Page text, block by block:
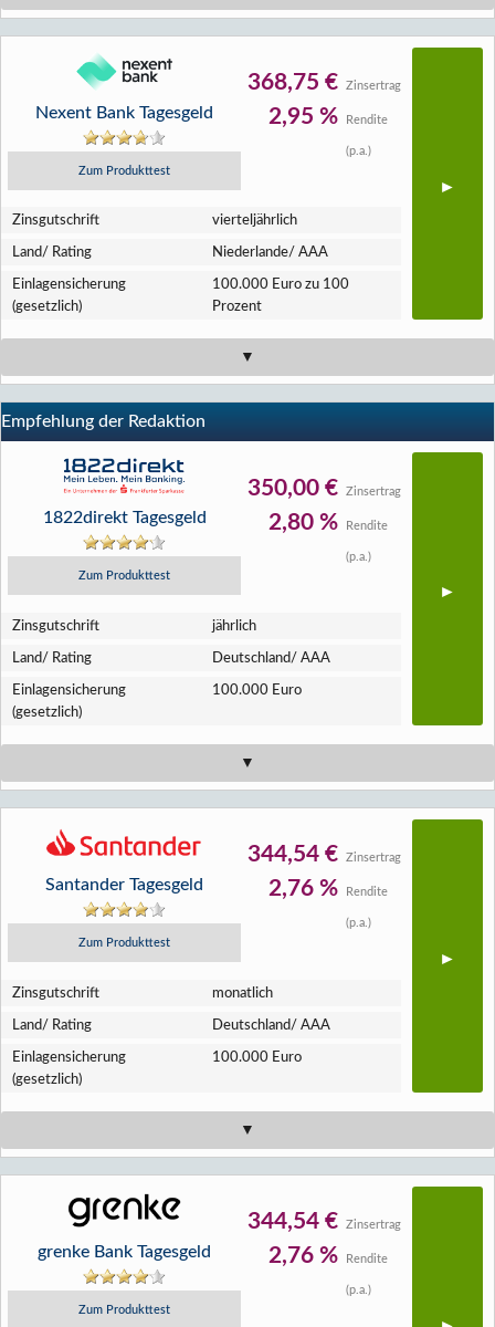
Nexent Bank Tagesgeld
Zum Produkttest
368,75 € Zinsertrag
2,95 % Rendite
(p.a.)
Zins­gutschrift vierteljährlich
Land/ Rating Niederlande/ AAA
Einlagen­sicherung
(gesetzlich)
100.000 Euro zu 100
Prozent
Empfehlung der Redaktion
1822direkt Tagesgeld
Zum Produkttest
350,00 € Zinsertrag
2,80 % Rendite
(p.a.)
Zins­gutschrift jährlich
Land/ Rating Deutschland/ AAA
Einlagen­sicherung
(gesetzlich)
100.000 Euro
Santander Tagesgeld
Zum Produkttest
344,54 € Zinsertrag
2,76 % Rendite
(p.a.)
Zins­gutschrift monatlich
Land/ Rating Deutschland/ AAA
Einlagen­sicherung
(gesetzlich)
100.000 Euro
grenke Bank Tagesgeld
Zum Produkttest
344,54 € Zinsertrag
2,76 % Rendite
(p.a.)